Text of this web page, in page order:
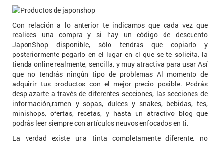
Con relación a lo anterior te indicamos que cada vez que
realices una compra y si hay un código de descuento
JaponShop disponible, sólo tendrás que copiarlo y
posteriormente pegarlo en el lugar en el que se te solicita, la
tienda online realmente, sencilla, y muy atractiva para usar Así
que no tendrás ningún tipo de problemas Al momento de
adquirir tus productos con el mejor precio posible. Podrás
desplazarte a través de diferentes secciones, las secciones de
información,ramen y sopas, dulces y snakes, bebidas, tes,
minishops, ofertas, recetas, y hasta un atractivo blog que
podrás leer siempre con artículos neuvos enfocados en ti.
La verdad existe una tinta completamente diferente, no